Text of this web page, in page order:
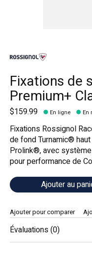
Fixations de
Premium+
$159.99 En ligne En
Fixations Rossignol
de fond Turnamic®
Prolink®, avec
pour performance de
Ajouter au
Ajouter pour comparer
Évaluations (0)